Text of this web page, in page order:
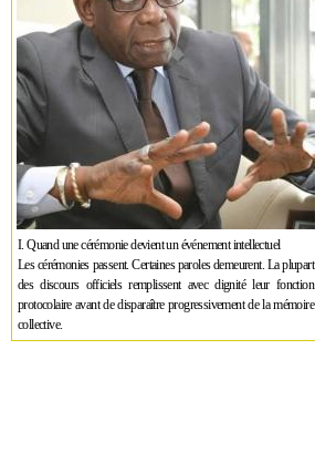
I. Quand une cérémonie devient un événement intellectuel
Les cérémonies passent. Certaines paroles demeurent. La plupart
des discours officiels remplissent avec dignité leur fonction
protocolaire avant de disparaître progressivement de la mémoire
collective.